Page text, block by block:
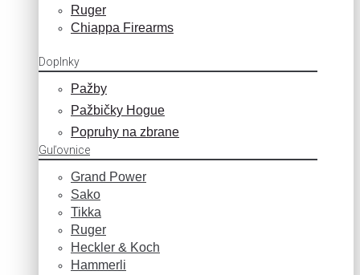
Ruger
Chiappa Firearms
Doplnky
Pažby
Pažbičky Hogue
Popruhy na zbrane
Guľovnice
Grand Power
Sako
Tikka
Ruger
Heckler & Koch
Hammerli